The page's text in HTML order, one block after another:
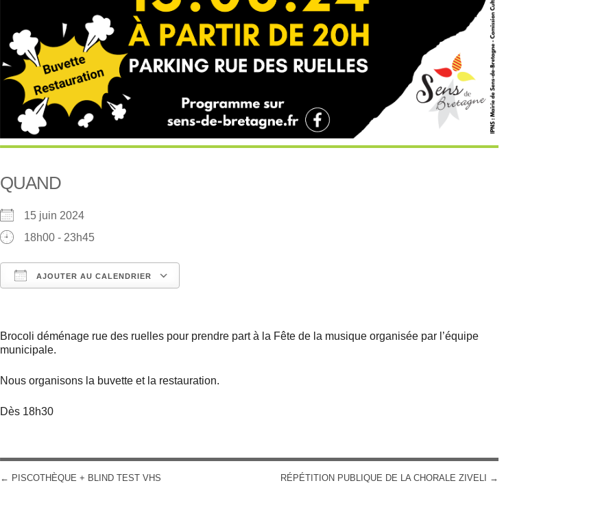
QUAND
15 juin 2024
18h00 - 23h45
AJOUTER AU CALENDRIER
Brocoli déménage rue des ruelles pour prendre part à la Fête de la musique organisée par l’équipe
municipale.
Nous organisons la buvette et la restauration.
Dès 18h30
POST NAVIGATION
← PISCOTHÈQUE + BLIND TEST VHS RÉPÉTITION PUBLIQUE DE LA CHORALE ZIVELI →